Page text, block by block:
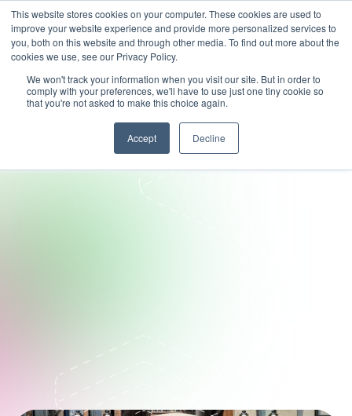
This website stores cookies on your computer. These cookies are used to
improve your website experience and provide more personalized services to
you, both on this website and through other media. To find out more about the
cookies we use, see our Privacy Policy.
We won't track your information when you visit our site. But in order to
comply with your preferences, we'll have to use just one tiny cookie so
that you're not asked to make this choice again.
Accept Decline